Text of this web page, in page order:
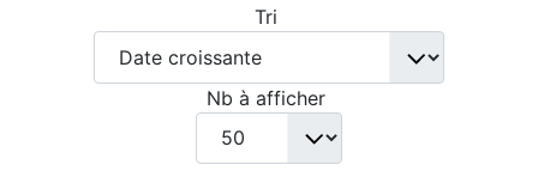
Tri
Nb à afficher